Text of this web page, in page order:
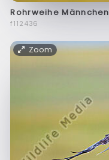
Rohrweihe Männchen
f112436
Zoom